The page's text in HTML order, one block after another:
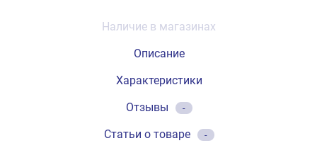
Наличие в магазинах
Описание
Характеристики
Отзывы
-
Статьи о товаре -